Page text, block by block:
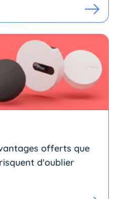
offerts que
d'oublier